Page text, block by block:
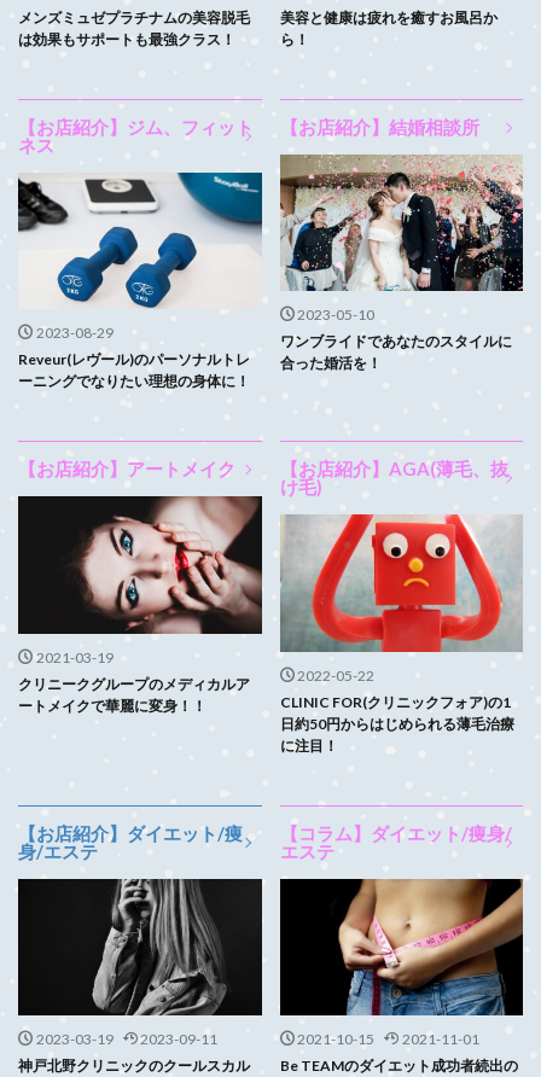
メンズミュゼプラチナムの美容脱毛
は効果もサポートも最強クラス！
美容と健康は疲れを癒すお風呂か
ら！
【お店紹介】ジム、フィット
ネス
2023-08-29
Reveur(レヴール)のパーソナルトレ
ーニングでなりたい理想の身体に！
【お店紹介】結婚相談所
2023-05-10
ワンブライドであなたのスタイルに
合った婚活を！
【お店紹介】アートメイク
2021-03-19
クリニークグループのメディカルア
ートメイクで華麗に変身！！
【お店紹介】AGA(薄毛、抜
け毛)
2022-05-22
CLINIC FOR(クリニックフォア)の1
日約50円からはじめられる薄毛治療
に注目！
【お店紹介】ダイエット/痩
身/エステ
2023-03-19 2023-09-11
神戸北野クリニックのクールスカル
【コラム】ダイエット/痩身/
エステ
2021-10-15 2021-11-01
Be TEAMのダイエット成功者続出の